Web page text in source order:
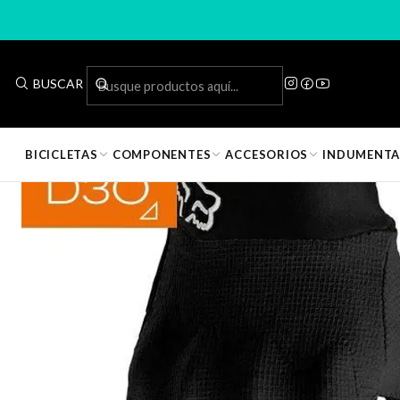
BUSCAR
BICICLETAS COMPONENTES ACCESORIOS